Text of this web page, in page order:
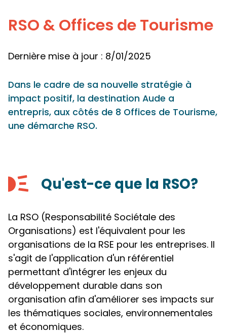
RSO & Offices de Tourisme
Dernière mise à jour : 8/01/2025
Dans le cadre de sa nouvelle stratégie à
impact positif, la destination Aude a
entrepris, aux côtés de 8 Offices de Tourisme,
une démarche RSO.
Qu'est-ce que la RSO?
La RSO (Responsabilité Sociétale des
Organisations) est l'équivalent pour les
organisations de la RSE pour les entreprises. Il
s'agit de l'application d'un référentiel
permettant d'intégrer les enjeux du
développement durable dans son
organisation afin d'améliorer ses impacts sur
les thématiques sociales, environnementales
et économiques.